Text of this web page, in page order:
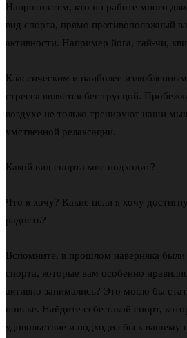
Напротив тем, кто по работе много
вид спорта, прямо противоположный
активности. Например йога, тай-чи,
Классическим и наиболее
стресса является бег трусцой.
воздухе не только тренируют наши
умственной релаксации.
Какой вид спорта мне подходит?
Что я хочу? Какие цели я хочу
радость?
Вспомните, в прошлом наверняка
спорта, которые вам особенно
активно занимались? Это могло бы
поиске. Найдите себе такой спорт,
удовольствие и подходил бы к вашему